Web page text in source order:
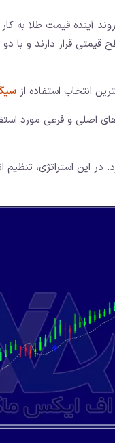
آینده قیمت طلا به
قرار دارند و با
انتخاب استفاده از
اصلی و فرعی مورد
این استراتژی، تنظیم